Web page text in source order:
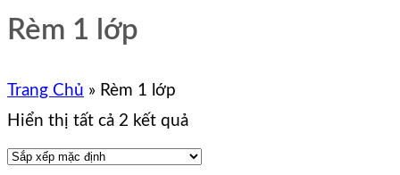
Rèm 1 lớp
Trang Chủ » Rèm 1 lớp
Hiển thị tất cả 2 kết quả